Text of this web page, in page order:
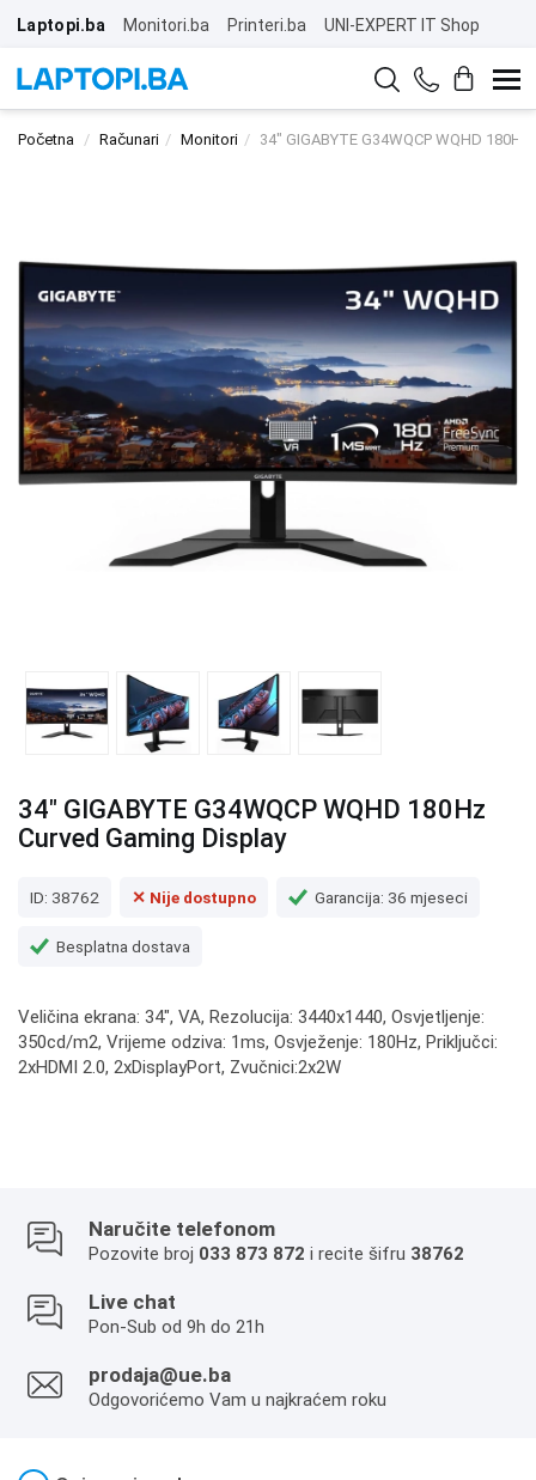
Laptopi.ba Monitori.ba Printeri.ba UNI-EXPERT IT Shop
Početna Računari Monitori 34" GIGABYTE G34WQCP WQHD
34" GIGABYTE G34WQCP WQHD 180Hz
Curved Gaming Display
ID: 38762 ✕ Nije dostupno Garancija: 36 mjeseci
Besplatna dostava
Veličina ekrana: 34", VA, Rezolucija: 3440x1440, Osvjetljenje:
350cd/m2, Vrijeme odziva: 1ms, Osvježenje: 180Hz, Priključci:
2xHDMI 2.0, 2xDisplayPort, Zvučnici:2x2W
Naručite telefonom
Pozovite broj 033 873 872 i recite šifru 38762
Live chat
Pon-Sub od 9h do 21h
prodaja@ue.ba
Odgovorićemo Vam u najkraćem roku